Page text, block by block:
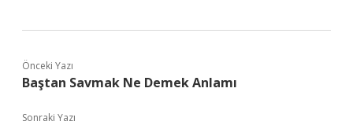
Önceki Yazı
Baştan Savmak Ne Demek Anlamı
Sonraki Yazı